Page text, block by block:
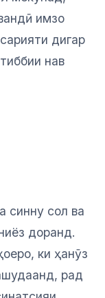
имзо
дигар
нав
синну сол ва
доранд.
ки ҳанӯз
рад